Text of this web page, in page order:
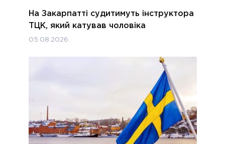
На Закарпатті судитимуть інструктора
ТЦК, який катував чоловіка
05.08.2026